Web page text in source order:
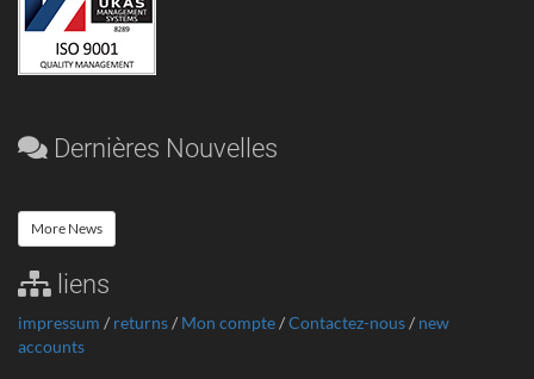
Dernières Nouvelles
More News
liens
impressum / returns/ Mon compte/Contactez-nous/ new
accounts